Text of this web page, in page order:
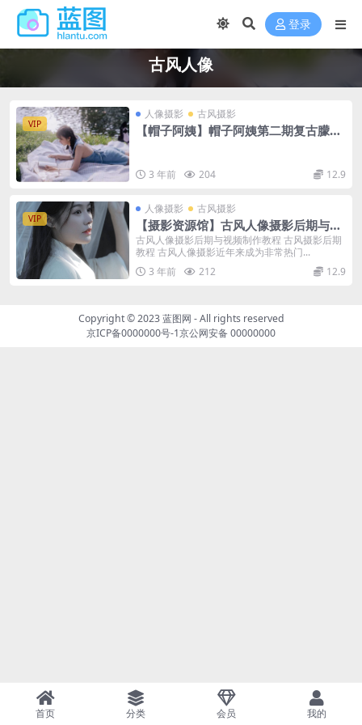
登录
古风人像
VIP
人像摄影 古风摄影
【帽子阿姨】帽子阿姨第二期复古朦胧
3 年前 204 12.9
VIP
人像摄影 古风摄影
【摄影资源馆】古风人像摄影后期与视
频制作教程
古风人像摄影后期与视频制作教程 古风摄影后期
教程 古风人像摄影近年来成为非常热门...
3 年前
212 12.9
Copyright © 2023蓝图网 - All rights reserved
京ICP备0000000号-1京公网安备 00000000
首页 分类 会员 我的